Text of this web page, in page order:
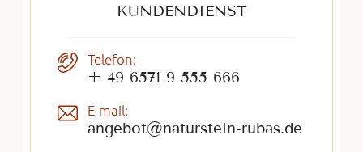
KUNDENDIENST
Telefon:
+ 49 6571 9 555 666
E-mail:
angebot@naturstein-rubas.de